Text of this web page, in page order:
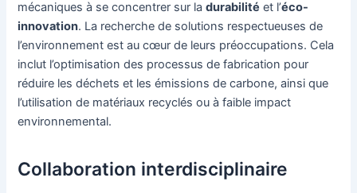
mécaniques à se concentrer sur ladurabilité et l’éco-
innovation. La recherche de solutions respectueuses de
l’environnement est au cœur de leurs préoccupations. Cela
inclut l’optimisation des processus de fabrication pour
réduire les déchets et les émissions de carbone, ainsi que
l’utilisation de matériaux recyclés ou à faible impact
environnemental.
Collaboration interdisciplinaire